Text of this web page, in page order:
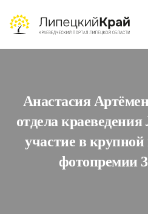
Skip to main content
Анастасия
отдела
участие в
фотопремии